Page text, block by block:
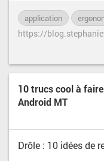
application
10 trucs cool à
Android MT
Drôle : 10 idées de